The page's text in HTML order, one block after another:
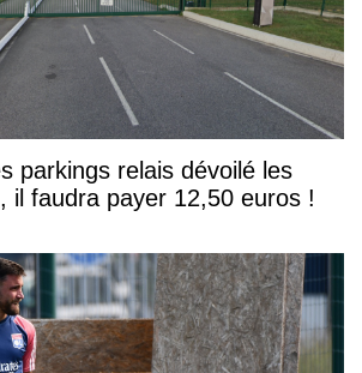
parkings relais dévoilé les
il faudra payer 12,50 euros !